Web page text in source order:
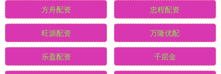
方舟配资 忠程配资
旺源配资 万隆优配
乐盈配资 千层金